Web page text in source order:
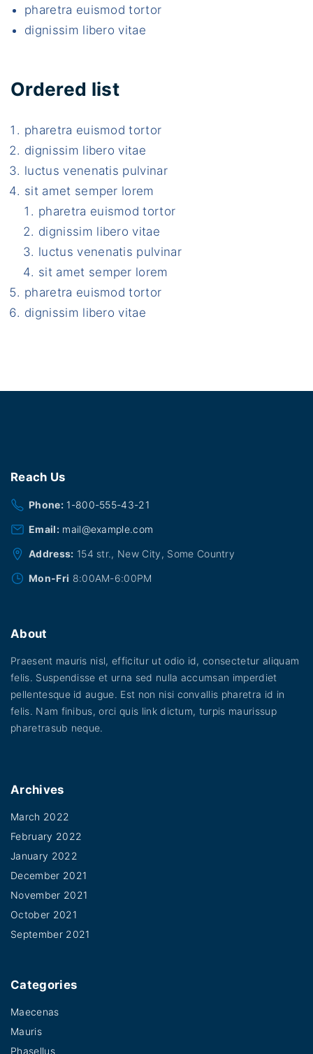
pharetra euismod tortor
dignissim libero vitae
Ordered list
pharetra euismod tortor
dignissim libero vitae
luctus venenatis pulvinar
sit amet semper lorem
pharetra euismod tortor
dignissim libero vitae
luctus venenatis pulvinar
sit amet semper lorem
pharetra euismod tortor
dignissim libero vitae
Reach Us
Phone: 1-800-555-43-21
Email: mail@example.com
Address: 154 str., New City, Some Country
Mon-Fri 8:00AM-6:00PM
About
Praesent mauris nisl, efficitur ut odio id, consectetur aliquam
felis. Suspendisse et urna sed nulla accumsan imperdiet
pellentesque id augue. Est non nisi convallis pharetra id in
felis. Nam finibus, orci quis link dictum, turpis maurissup
pharetrasub neque.
Archives
March 2022
February 2022
January 2022
December 2021
November 2021
October 2021
September 2021
Categories
Maecenas
Mauris
Phasellus